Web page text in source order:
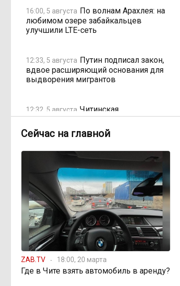
16:00, 5 августа По волнам Арахлея: на
любимом озере забайкальцев
улучшили LTE-сеть
12:33, 5 августа Путин подписал закон,
вдвое расширяющий основания для
выдворения мигрантов
12:32, 5 августа Читинская
администрация хочет
отремонтировать кабинет за 6,8
миллиона: что скрывает смета?
11:47, 5 августа «Нефтемаркет»
отвечает: региональные власти
неточно изложили ситуацию с
топливным кризисом
09:33, 5 августа Учителя в Забайкалье
получают почти вдвое больше, чем
в среднем по стране
08:31, 5 августа Чита готовится к зиме
Сейчас на главной
ZAB.TV 18:00, 20 марта
Где в Чите взять автомобиль в аренду?